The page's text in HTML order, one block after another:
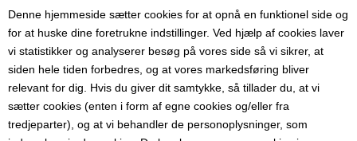
Denne hjemmeside sætter cookies for at opnå en funktionel side og
for at huske dine foretrukne indstillinger. Ved hjælp af cookies laver
vi statistikker og analyserer besøg på vores side så vi sikrer, at
siden hele tiden forbedres, og at vores markedsføring bliver
relevant for dig. Hvis du giver dit samtykke, så tillader du, at vi
sætter cookies (enten i form af egne cookies og/eller fra
tredjeparter), og at vi behandler de personoplysninger, som
Smedejernspande til stegning over ild og gløder
Denne smedejernspande fra Petromax er udviklet til madlavning ved
høj varme over bål, grill og gasblus, hvor en varm stegeflade og
hurtig varmefordeling giver gode stegeresultater. Panden passer